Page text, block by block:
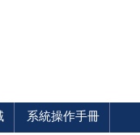
系統操作手冊